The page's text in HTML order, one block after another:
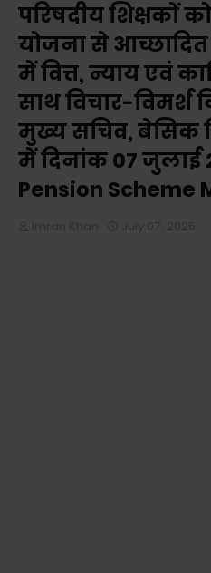
परिषदीय शिक्षकों
योजना से
में वित्त, न्याय एवं
साथ विचार-विमर्श
मुख्य सचिव, बेसिक
में दिनांक 07 जुलाई
Pension Scheme